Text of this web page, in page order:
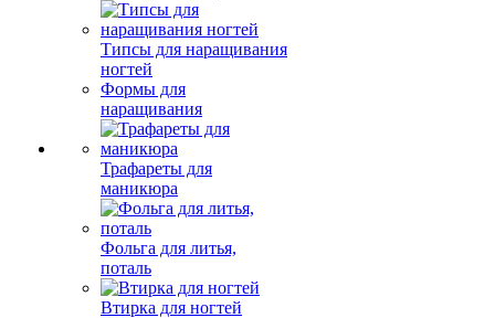
Типсы для наращивания
ногтей
Формы для
наращивания
Трафареты для
маникюра
Фольга для литья,
поталь
Втирка для ногтей